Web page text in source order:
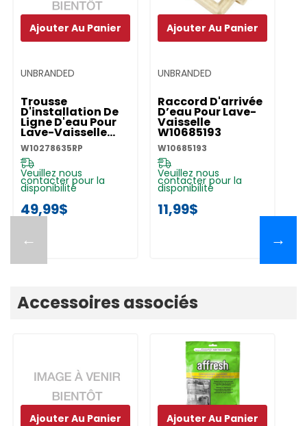
←
UNBRANDED
Trousse
D'installation De
Ligne D'eau Pour
Lave-Vaisselle
W10278635RP
W10278635RP
Veuillez nous
contacter pour la
disponibilité
49,99$
Ajouter Au Panier
UNBRANDED
Raccord D'arrivée
D’eau Pour Lave-
Vaisselle
W10685193
W10685193
Veuillez nous
contacter pour la
disponibilité
11,99$
Ajouter Au Panier
→
Accessoires associés
Ajouter Au Panier Ajouter Au Panier